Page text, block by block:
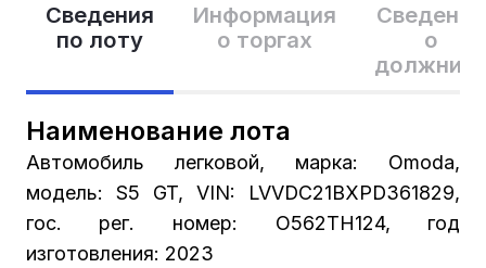
Сведения
по лоту
Информация
о торгах
Сведения
о
Наименование лота
Автомобиль легковой, марка: Omoda,
модель: S5 GT, VIN: LVVDC21BXPD361829,
гос. рег. номер: О562ТН124, год
изготовления: 2023